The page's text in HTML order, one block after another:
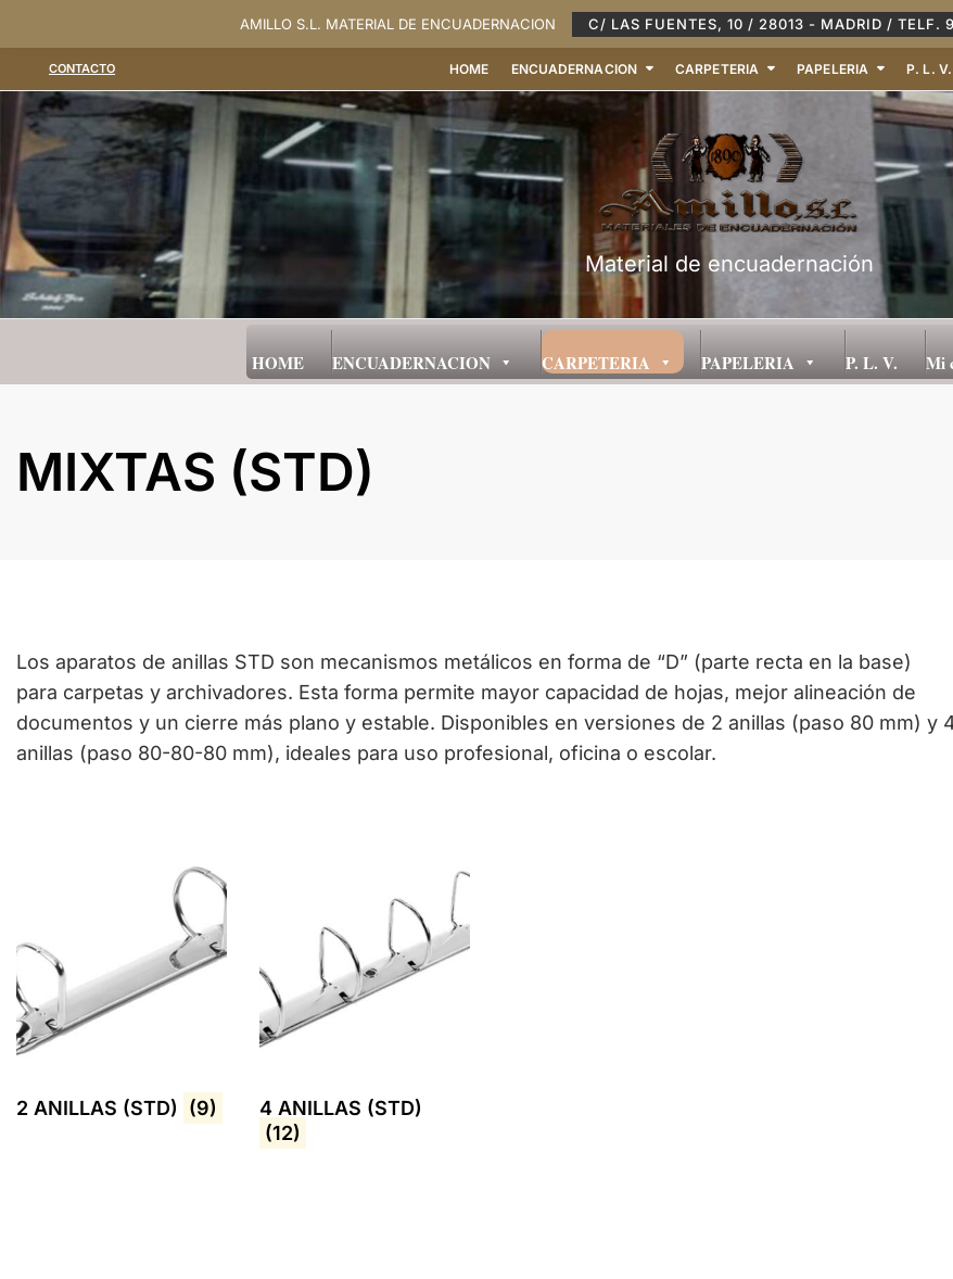
al
contenido
AMILLO S.L. MATERIAL DE ENCUADERNACION C/ LAS FUENTES, 10 / 28013 - MADRID /
CONTACTO HOME ENCUADERNACION CARPETERIA PAPELERIA P. L. V.
Material de encuadernación
HOME ENCUADERNACION CARPETERIA PAPELERIA P. L. V. Mi
MIXTAS (STD)
Los aparatos de anillas STD son mecanismos metálicos en forma de “D” (parte recta en la base)
para carpetas y archivadores. Esta forma permite mayor capacidad de hojas, mejor alineación de
documentos y un cierre más plano y estable. Disponibles en versiones de 2 anillas (paso 80 mm) y
anillas (paso 80-80-80 mm), ideales para uso profesional, oficina o escolar.
2 ANILLAS (STD) (9)
4 ANILLAS (STD)
(12)